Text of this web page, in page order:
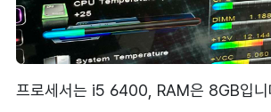
프로세서는 i5 6400, RAM은 8GB입니